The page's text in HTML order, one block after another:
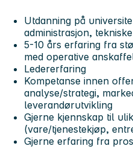
Utdanning på
administrasjon,
5-10 års erfaring fra
med operative
Ledererfaring
Kompetanse innen
analyse/strategi,
leverandørutvikling
Gjerne kjennskap til
(vare/tjenestekjøp,
Gjerne erfaring fra